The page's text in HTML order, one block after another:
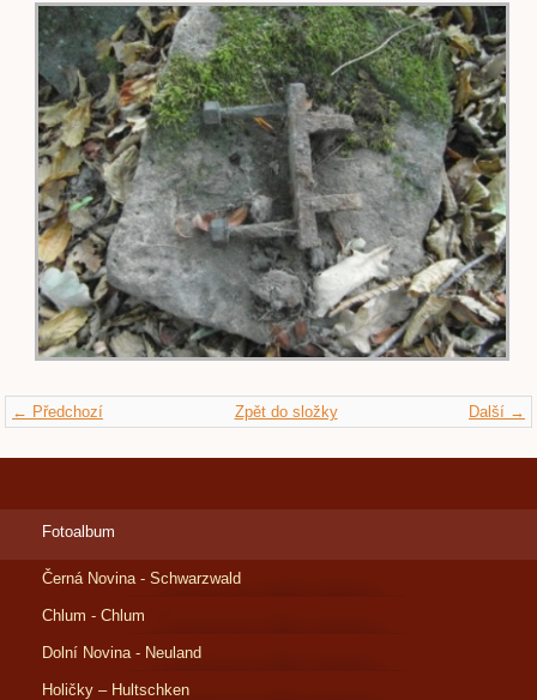
← Předchozí Další →
Zpět do složky
Fotoalbum
Černá Novina - Schwarzwald
Chlum - Chlum
Dolní Novina - Neuland
Holičky – Hultschken